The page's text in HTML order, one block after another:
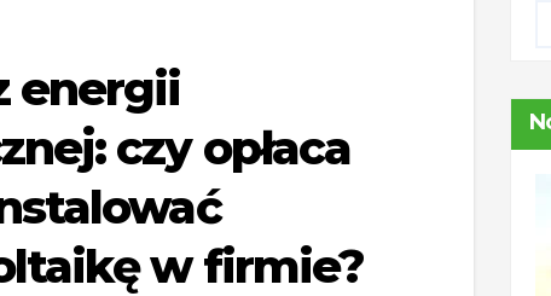
energii
czy opłaca
w firmie?